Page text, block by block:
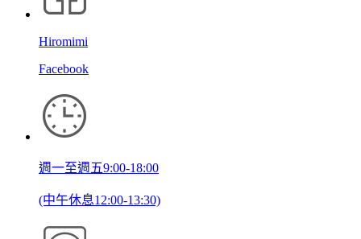
Hiromimi
Facebook
週一至週五9:00-18:00
(中午休息12:00-13:30)